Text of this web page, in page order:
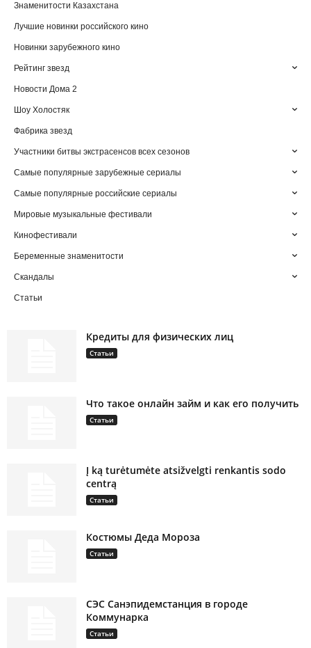
Знаменитости Казахстана
Лучшие новинки российского кино
Новинки зарубежного кино
Рейтинг звезд
Новости Дома 2
Шоу Холостяк
Фабрика звезд
Участники битвы экстрасенсов всех сезонов
Самые популярные зарубежные сериалы
Самые популярные российские сериалы
Мировые музыкальные фестивали
Кинофестивали
Беременные знаменитости
Скандалы
Статьи
Кредиты для физических лиц
Статьи
Что такое онлайн займ и как его получить
Статьи
Į ką turėtumėte atsižvelgti renkantis sodo
centrą
Статьи
Костюмы Деда Мороза
Статьи
СЭС Санэпидемстанция в городе
Коммунарка
Статьи